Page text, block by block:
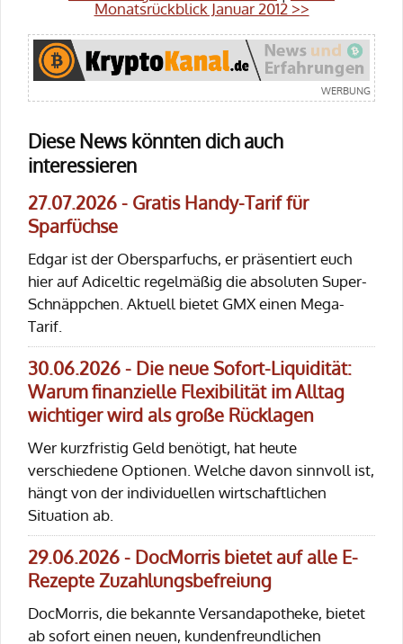
Monatsrückblick Januar 2012 >>
Diese News könnten dich auch
interessieren
27.07.2026 - Gratis Handy-Tarif für
Sparfüchse
Edgar ist der Obersparfuchs, er präsentiert euch
hier auf Adiceltic regelmäßig die absoluten Super-
Schnäppchen. Aktuell bietet GMX einen Mega-
Tarif.
30.06.2026 - Die neue Sofort-Liquidität:
Warum finanzielle Flexibilität im Alltag
wichtiger wird als große Rücklagen
Wer kurzfristig Geld benötigt, hat heute
verschiedene Optionen. Welche davon sinnvoll ist,
hängt von der individuellen wirtschaftlichen
Situation ab.
29.06.2026 - DocMorris bietet auf alle E-
Rezepte Zuzahlungsbefreiung
DocMorris, die bekannte Versandapotheke, bietet
ab sofort einen neuen, kundenfreundlichen